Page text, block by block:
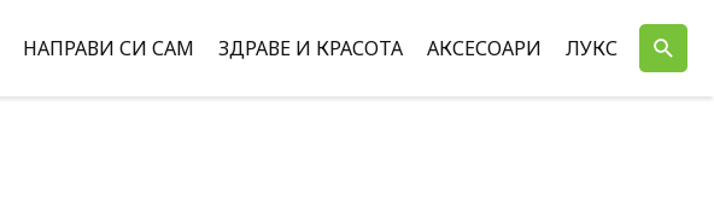
НАПРАВИ СИ САМ ЗДРАВЕ И КРАСОТА АКСЕСОАРИ ЛУКС